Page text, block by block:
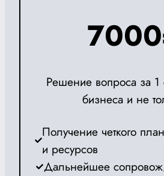
7000
Решение вопроса за
бизнеса и не
Получение четкого
и ресурсов
Дальнейшее